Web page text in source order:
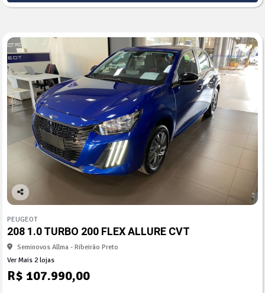
Co
arti
lhe
PEUGEOT
208 1.0 TURBO 200 FLEX ALLURE CVT
Seminovos Allma - Ribeirão Preto
Ver Mais 2 lojas
R$ 107.990,00